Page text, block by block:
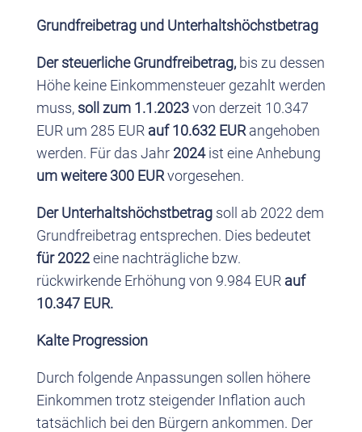
Grundfreibetrag und Unterhaltshöchstbetrag
Der steuerliche Grundfreibetrag,bis zu dessen
Höhe keine Einkommensteuer gezahlt werden
muss, soll zum 1.1.2023von derzeit 10.347
EUR um 285 EUR auf 10.632 EURangehoben
werden. Für das Jahr 2024ist eine Anhebung
um weitere 300 EURvorgesehen.
Der Unterhaltshöchstbetragsoll ab 2022 dem
Grundfreibetrag entsprechen. Dies bedeutet
für 2022eine nachträgliche bzw.
rückwirkende Erhöhung von 9.984 EUR auf
10.347 EUR.
Kalte Progression
Durch folgende Anpassungen sollen höhere
Einkommen trotz steigender Inflation auch
tatsächlich bei den Bürgern ankommen. Der